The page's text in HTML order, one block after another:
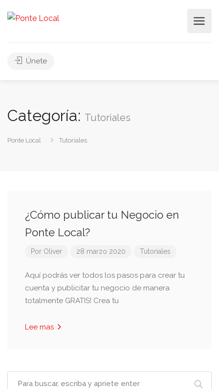
Únete
Categoría: Tutoriales
Ponte Local Tutoriales
¿Cómo publicar tu Negocio en
Ponte Local?
Por Oliver 28 marzo 2020 Tutoriales
Aquí podrás ver todos los pasos para crear tu
cuenta y publicitar tu negocio de manera
totalmente GRATIS! Crea tu
Lee mas